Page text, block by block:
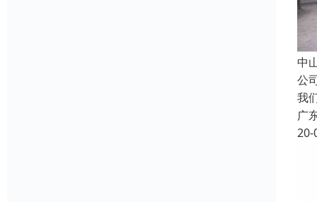
中
公
我
广
20-